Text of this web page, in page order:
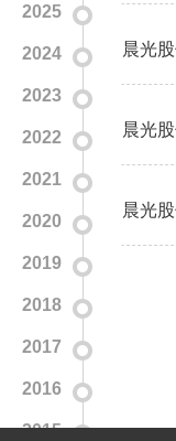
2025
2024
2023
2022
2021
2020
2019
2018
2017
2016
2015
晨光
晨光
晨光